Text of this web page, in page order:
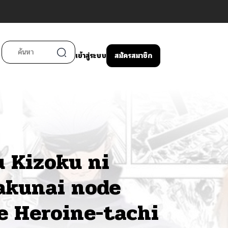
เข้าสู่ระบบ สมัครสมาชิก
Kizoku ni
node
Heroine-tachi